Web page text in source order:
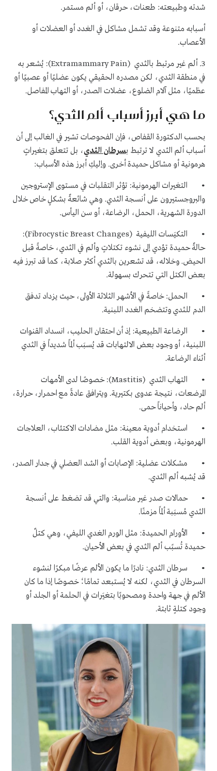
شدته وطبيعته: طعنات، حرقان، أو ألم مستمر.
أسبابه متنوعة وقد تشمل مشاكل في الغدد أو العضلات أو
الأعصاب.
3. ألم غير مرتبط بالثدي (Extramammary Pain): يُشعر به
في منطقة الثدي، لكن مصدره الحقيقي يكون عضليًا أو عصبيًا أو
عظميًا، مثل آلام الضلوع، عضلات الصدر، أو التهاب المفاصل.
ما هي أبرز أسباب ألم الثدي؟
بحسب الدكتورة القفاص، فإن الفحوصات تشير في الغالب إلى أن
أسباب ألم الثدي لا ترتبط بسرطان الثدي، بل تتعلق بتغيراتٍ
هرمونية أو مشاكل حميدة أخرى. وإليكِ أبرز هذه الأسباب:
• التغيرات الهرمونية: تؤثر التقلبات في مستوى الإستروجين
والبروجستيرون على أنسجة الثدي. وهي شائعةٌ بشكلٍ خاص خلال
الدورة الشهرية، الحمل، الرضاعة، أو سن اليأس.
• التكيَسات الليفية (Fibrocystic Breast Changes):
حالةٌ حميدة تؤدي إلى نشوء تكتلاتٍ وألم في الثدي، خاصةً قبل
الحيض. وخلاله، قد تشعرين بالثدي أكثر صلابة، كما قد تبرز فيه
بعض الكتل التي تتحرك بسهولة.
• الحمل: خاصةً في الأشهر الثلاثة الأولى، حيث يزداد تدفق
الدم للثدي وتتضخم الغدد اللبنية.
• الرضاعة الطبيعية: إذ أن احتقان الحليب، انسداد القنوات
اللبنية، أو وجود بعض الالتهابات قد يُسبَب ألماً شديداً في الثدي
أثناء الرضاعة.
• التهاب الثدي (Mastitis): خصوصًا لدى الأمهات
المرضعات، نتيجة عدوى بكتيرية. ويترافق عادةً مع احمرار، حرارة،
ألم حاد، وأحياناً حمى.
• استخدام أدوية معينة: مثل مضادات الاكتئاب، العلاجات
الهرمونية، وبعض أدوية القلب.
• مشكلات عضلية: الإصابات أو الشد العضلي في جدار الصدر،
قد يُشبه ألم الثدي.
• حمالات صدر غير مناسبة: والتي قد تضغط على أنسجة
الثدي مُسبَبة ألماً مزمنًا.
• الأورام الحميدة: مثل الورم الغدي الليفي، وهي كتلٌ
حميدة تُسبًب ألم الثدي في بعض الأحيان.
• سرطان الثدي: نادرًا ما يكون الألم عرضًا مبكرًا لنشوء
السرطان في الثدي، لكنه لا يُستبعد تمامًا؛ خصوصًا إذا ما كان
الألم في جهة واحدة ومصحوبًا بتغيَرات في الحلمة أو الجلد أو
وجود كتلةٍ ثابتة.